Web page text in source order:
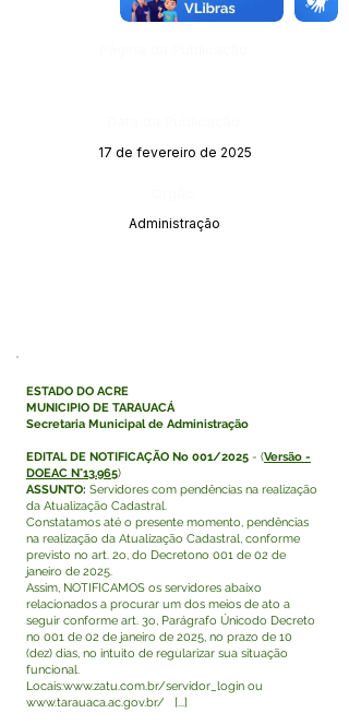
13965
17 de fevereiro de 2025
Administração
ESTADO DO ACRE
MUNICIPIO DE TARAUACÁ
Secretaria Municipal de Administração
EDITAL DE NOTIFICAÇÃO No 001/2025 - (Versão -
DOEAC N°13.965)
ASSUNTO: Servidores com pendências na realização
da Atualização Cadastral.
Constatamos até o presente momento, pendências
na realização da Atualização Cadastral, conforme
previsto no art. 2o, do Decretono 001 de 02 de
janeiro de 2025.
Assim, NOTIFICAMOS os servidores abaixo
relacionados a procurar um dos meios de ato a
seguir conforme art. 3o, Parágrafo Únicodo Decreto
no 001 de 02 de janeiro de 2025, no prazo de 10
(dez) dias, no intuito de regularizar sua situação
funcional.
Locais:www.zatu.com.br/servidor_login ou
www.tarauaca.ac.gov.br/
[...]